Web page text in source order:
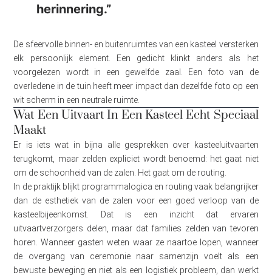
herinnering.”
De sfeervolle binnen- en buitenruimtes van een kasteel versterken
elk persoonlijk element. Een gedicht klinkt anders als het
voorgelezen wordt in een gewelfde zaal. Een foto van de
overledene in de tuin heeft meer impact dan dezelfde foto op een
wit scherm in een neutrale ruimte.
Wat Een Uitvaart In Een Kasteel Echt Speciaal
Maakt
Er is iets wat in bijna alle gesprekken over kasteeluitvaarten
terugkomt, maar zelden expliciet wordt benoemd: het gaat niet
om de schoonheid van de zalen. Het gaat om de routing.
In de praktijk blijkt programmalogica en routing vaak belangrijker
dan de esthetiek van de zalen voor een goed verloop van de
kasteelbijeenkomst. Dat is een inzicht dat ervaren
uitvaartverzorgers delen, maar dat families zelden van tevoren
horen. Wanneer gasten weten waar ze naartoe lopen, wanneer
de overgang van ceremonie naar samenzijn voelt als een
bewuste beweging en niet als een logistiek probleem, dan werkt